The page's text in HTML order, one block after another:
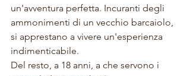
un'avventura perfetta. Incuranti degli
ammonimenti di un vecchio barcaiolo,
si apprestano a vivere un'esperienza
indimenticabile.
Del resto, a 18 anni, a che servono i